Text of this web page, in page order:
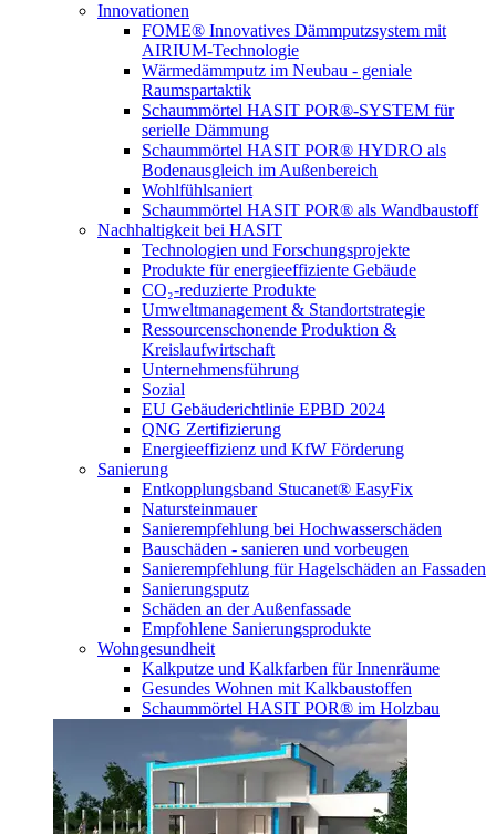
Innovationen
FOME® Innovatives Dämmputzsystem mit
AIRIUM-Technologie
Wärmedämmputz im Neubau - geniale
Raumspartaktik
Schaummörtel HASIT POR®-SYSTEM für
serielle Dämmung
Schaummörtel HASIT POR® HYDRO als
Bodenausgleich im Außenbereich
Wohlfühlsaniert
Schaummörtel HASIT POR® als Wandbaustoff
Nachhaltigkeit bei HASIT
Technologien und Forschungsprojekte
Produkte für energieeffiziente Gebäude
CO₂-reduzierte Produkte
Umweltmanagement & Standortstrategie
Ressourcenschonende Produktion &
Kreislaufwirtschaft
Unternehmensführung
Sozial
EU Gebäuderichtlinie EPBD 2024
QNG Zertifizierung
Energieeffizienz und KfW Förderung
Sanierung
Entkopplungsband Stucanet® EasyFix
Natursteinmauer
Sanierempfehlung bei Hochwasserschäden
Bauschäden - sanieren und vorbeugen
Sanierempfehlung für Hagelschäden an Fassaden
Sanierungsputz
Schäden an der Außenfassade
Empfohlene Sanierungsprodukte
Wohngesundheit
Kalkputze und Kalkfarben für Innenräume
Gesundes Wohnen mit Kalkbaustoffen
Schaummörtel HASIT POR® im Holzbau